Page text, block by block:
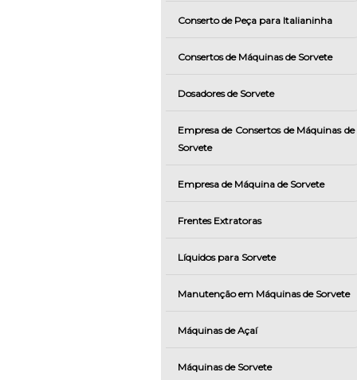
Conserto de Peça para Italianinha
Consertos de Máquinas de Sorvete
Dosadores de Sorvete
Empresa de Consertos de Máquinas de
Sorvete
Empresa de Máquina de Sorvete
Frentes Extratoras
Líquidos para Sorvete
Manutenção em Máquinas de Sorvete
Máquinas de Açaí
Máquinas de Sorvete